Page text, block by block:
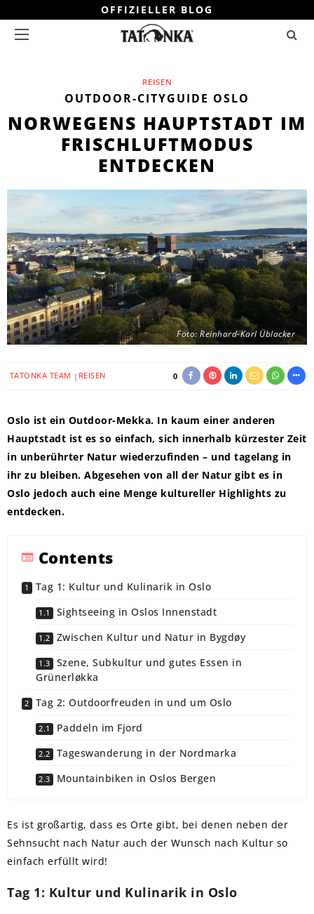
OFFIZIELLER BLOG
REISEN
OUTDOOR-CITYGUIDE OSLO
NORWEGENS HAUPTSTADT IM
FRISCHLUFTMODUS
ENTDECKEN
Foto: Reinhard-Karl Üblacker
TATONKA TEAM REISEN 0
Oslo ist ein Outdoor-Mekka. In kaum einer anderen
Hauptstadt ist es so einfach, sich innerhalb kürzester Zeit
in unberührter Natur wiederzufinden – und tagelang in
ihr zu bleiben. Abgesehen von all der Natur gibt es in
Oslo jedoch auch eine Menge kultureller Highlights zu
entdecken.
Contents
Tag 1: Kultur und Kulinarik in Oslo
Sightseeing in Oslos Innenstadt
Zwischen Kultur und Natur in Bygdøy
Szene, Subkultur und gutes Essen in
Grünerløkka
Tag 2: Outdoorfreuden in und um Oslo
Paddeln im Fjord
Tageswanderung in der Nordmarka
Mountainbiken in Oslos Bergen
Es ist großartig, dass es Orte gibt, bei denen neben der
Sehnsucht nach Natur auch der Wunsch nach Kultur so
einfach erfüllt wird!
Tag 1: Kultur und Kulinarik in Oslo